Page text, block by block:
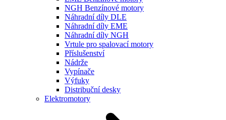
NGH Benzínové motory
Náhradní díly DLE
Náhradní díly EME
Náhradní díly NGH
Vrtule pro spalovací motory
Příslušenství
Nádrže
Vypínače
Výfuky
Distribuční desky
Elektromotory